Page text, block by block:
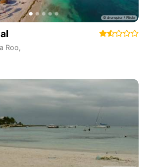
Roo,